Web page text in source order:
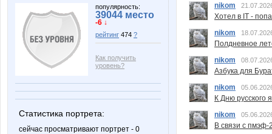
популярность:
39044 место
-6 ↓
рейтинг 474 ?
Как получить
уровень?
Статистика портрета:
сейчас просматривают портрет - 0
nikom
Хотел в IT -
nikom
Полдневное
nikom
Азбука для
nikom
К Дню русского
nikom
В связи с пмэф-